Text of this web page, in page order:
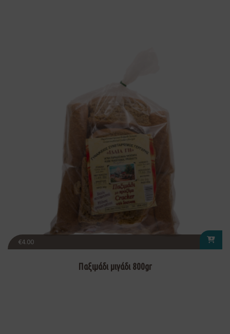
€4.00
Παξιμάδι μιγάδι 800gr